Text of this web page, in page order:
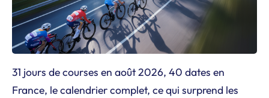
31 jours de courses en août 2026, 40 dates en
France, le calendrier complet, ce qui surprend les